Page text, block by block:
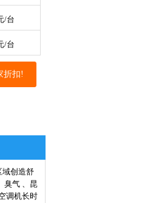
/台
/台
折扣!
域创造舒
臭气 、昆
调机长时